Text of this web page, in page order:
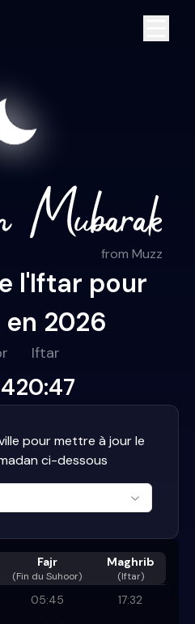
from Muzz
l'Iftar pour
2026
Iftar
20:47
pour mettre à jour le
ci-dessous
Fajr
(Fin du Suhoor)
Maghrib
(Iftar)
05:45
17:32